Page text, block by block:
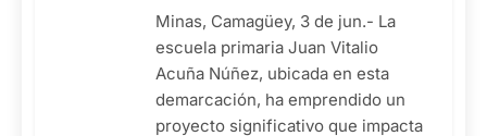
Minas, Camagüey, 3 de jun.- La
escuela primaria Juan Vitalio
Acuña Núñez, ubicada en esta
demarcación, ha emprendido un
proyecto significativo que impacta